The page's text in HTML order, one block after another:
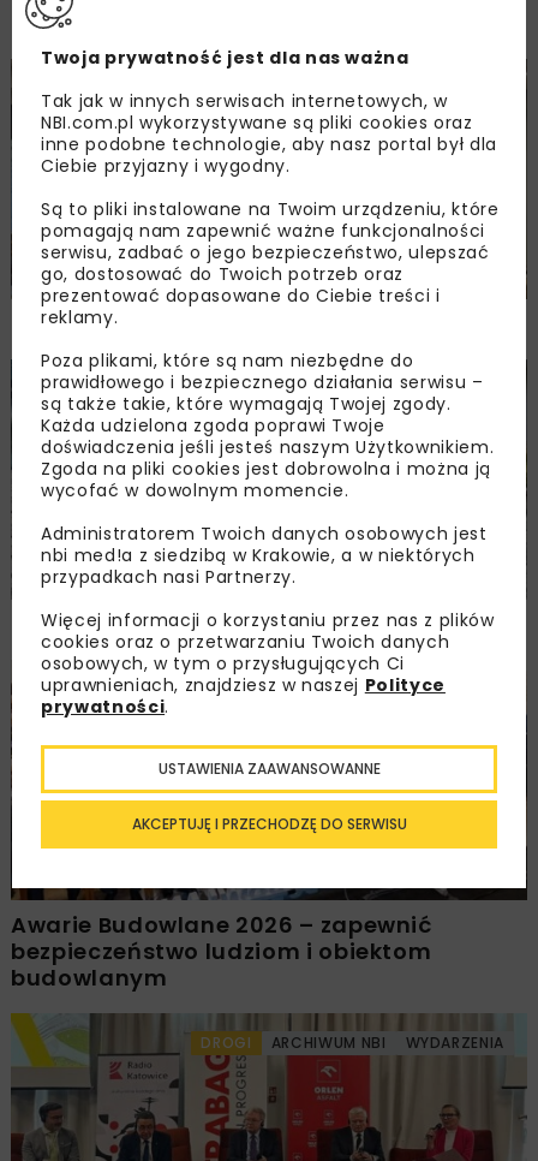
Drogownictwa
KOLEJ
MOSTY TUNELE ARCHIWUM NBI WYDARZENIA
Młodzi Liderzy Budownictwa 2026
MOTORYZACJA ARCHIWUM NBI WYDARZENIA
JAC T8 Pro – solidny robotnik
BUDOWNICTWO ENERGETYKA HYDROTECHNIKA
MOSTY
Awarie Budowlane 2026 – zapewnić
bezpieczeństwo ludziom i obiektom
budowlanym
DROGI ARCHIWUM NBI WYDARZENIA
Twoja prywatność jest dla nas ważna
Tak jak w innych serwisach internetowych, w
NBI.com.pl wykorzystywane są pliki cookies oraz
inne podobne technologie, aby nasz portal był dla
Ciebie przyjazny i wygodny.
Są to pliki instalowane na Twoim urządzeniu, które
pomagają nam zapewnić ważne funkcjonalności
serwisu, zadbać o jego bezpieczeństwo, ulepszać
go, dostosować do Twoich potrzeb oraz
prezentować dopasowane do Ciebie treści i
reklamy.
Poza plikami, które są nam niezbędne do
prawidłowego i bezpiecznego działania serwisu –
są także takie, które wymagają Twojej zgody.
Każda udzielona zgoda poprawi Twoje
doświadczenia jeśli jesteś naszym Użytkownikiem.
Zgoda na pliki cookies jest dobrowolna i można ją
wycofać w dowolnym momencie.
Administratorem Twoich danych osobowych jest
nbi med!a z siedzibą w Krakowie, a w niektórych
przypadkach nasi Partnerzy.
Więcej informacji o korzystaniu przez nas z plików
cookies oraz o przetwarzaniu Twoich danych
osobowych, w tym o przysługujących Ci
uprawnieniach, znajdziesz w naszej Polityce
prywatności.
AKCEPTUJĘ I PRZECHODZĘ DO SERWISU
USTAWIENIA ZAAWANSOWANNE